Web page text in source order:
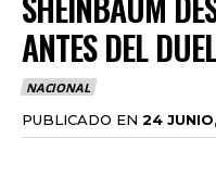
ANTES DEL
NACIONAL
PUBLICADO EN 24